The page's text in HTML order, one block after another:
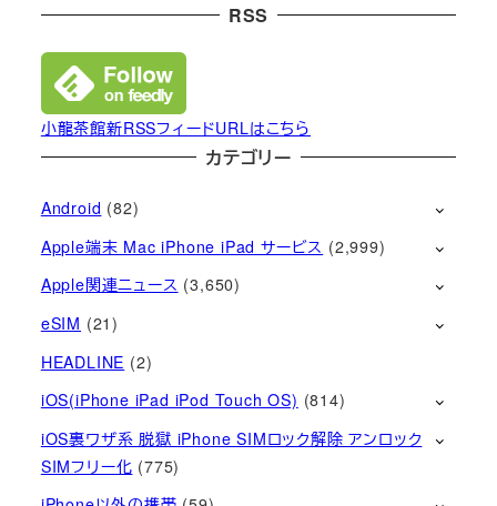
RSS
小龍茶館新RSSフィードURLはこちら
カテゴリー
Android (82)
Apple端末 Mac iPhone iPad サービス (2,999)
Apple関連ニュース (3,650)
eSIM (21)
HEADLINE (2)
iOS(iPhone iPad iPod Touch OS) (814)
iOS裏ワザ系 脱獄 iPhone SIMロック解除 アンロック
SIMフリー化 (775)